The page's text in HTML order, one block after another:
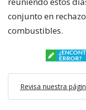
conjunto en
combustibles.
ERROR?
Revisa nuestra